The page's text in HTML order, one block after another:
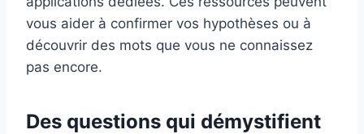
vous aider à confirmer vos hypothèses ou à
découvrir des mots que vous ne connaissez
pas encore.
Des questions qui démystifient